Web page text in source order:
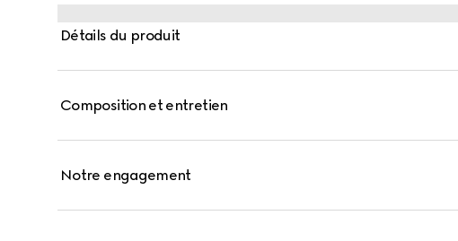
Détails du produit
Composition et entretien
Notre engagement